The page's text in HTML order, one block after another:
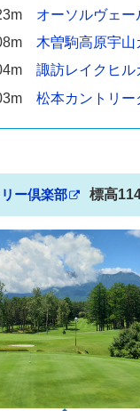
オーソルヴェ
木曽駒高原宇
諏訪レイクヒ
松本カントリー
ー倶楽部 標高